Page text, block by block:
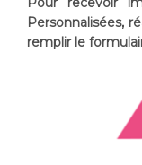
Personnalisées,
remplir le